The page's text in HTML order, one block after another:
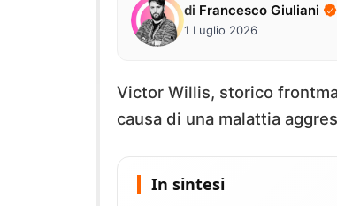
di Francesco Giuliani
1 Luglio 2026
Victor Willis, storico
causa di una malattia
In sintesi